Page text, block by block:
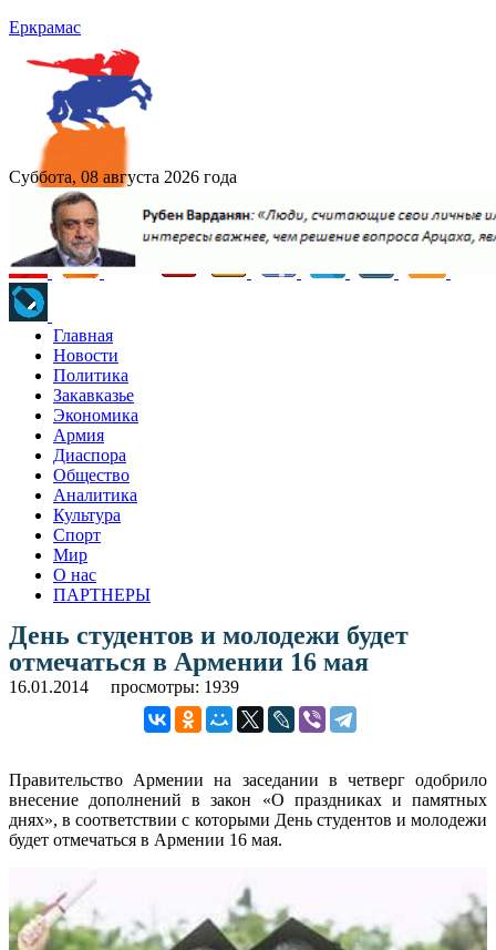
Еркрамас
Суббота, 08 августа 2026 года
Главная
Новости
Политика
Закавказье
Экономика
Армия
Диаспора
Общество
Аналитика
Культура
Спорт
Мир
О нас
ПАРТНЕРЫ
День студентов и молодежи будет
отмечаться в Армении 16 мая
16.01.2014 просмотры: 1939
Правительство Армении на заседании в четверг одобрило
внесение дополнений в закон «О праздниках и памятных
днях», в соответствии с которыми День студентов и молодежи
будет отмечаться в Армении 16 мая.